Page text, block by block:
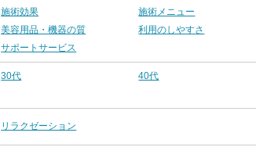
施術効果
施術メニュー
美容用品・機器の質
利用のしやすさ
サポートサービス
30代
40代
リラクゼーション